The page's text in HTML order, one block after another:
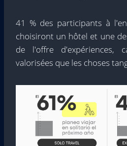
41 % des participants à
choisiront un hôtel et une
de l'offre d'expériences,
valorisées que les choses